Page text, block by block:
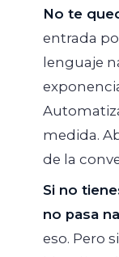
No te
entrada
lenguaje
medida.
de la
Si no
no pasa
eso. Pero